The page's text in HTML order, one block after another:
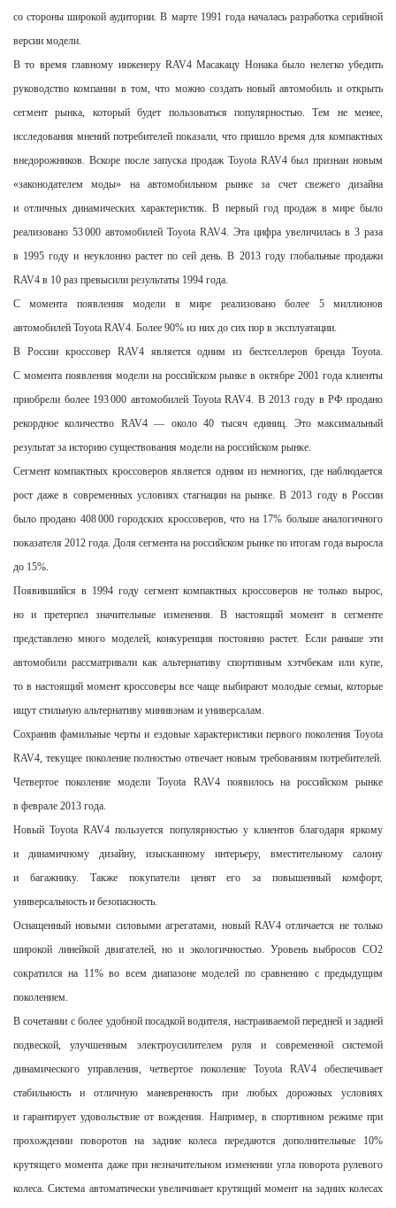
со стороны широкой аудитории. В марте 1991 года началась разработка серийной
версии модели.
В то время главному инженеру RAV4 Масакацу Нонака было нелегко убедить
руководство компании в том, что можно создать новый автомобиль и открыть
сегмент рынка, который будет пользоваться популярностью. Тем не менее,
исследования мнений потребителей показали, что пришло время для компактных
внедорожников. Вскоре после запуска продаж ToyotaRAV4 был признан новым
«законодателем моды» на автомобильном рынке за счет свежего дизайна
и отличных динамических характеристик. В первый год продаж в мире было
реализовано 53 000 автомобилей Toyota RAV4. Эта цифра увеличилась в 3 раза
в 1995 году и неуклонно растет по сей день. В 2013 году глобальные продажи
RAV4 в 10 раз превысили результаты 1994 года.
С момента появления модели в мире реализовано более 5 миллионов
автомобилей Toyota RAV4. Более 90% из них до сих пор в эксплуатации.
В России кроссовер RAV4 является одним из бестселлеров брендаToyota
С момента появления модели на российском рынке в октябре 2001 года клиенты
приобрели более 193 000 автомобилей Toyota RAV4. В 2013 году в РФ продано
рекордное количество RAV4 — около 40 тысяч единиц. Это максимальный
результат за историю существования модели на российском рынке.
Сегмент компактных кроссоверов является одним из немногих, где наблюдается
рост даже в современных условиях стагнации на рынке. В 2013 году в России
было продано 408 000 городских кроссоверов, что на 17% больше аналогичного
показателя 2012 года. Доля сегмента на российском рынке по итогам года выросла
до 15%.
Появившийся в 1994 году сегмент компактных кроссоверов не только вырос,
но и претерпел значительные изменения. В настоящий момент в сегменте
представлено много моделей, конкуренция постоянно растет. Если раньше эти
автомобили рассматривали как альтернативу спортивным хэтчбекам или купе,
то в настоящий момент кроссоверы все чаще выбирают молодые семьи, которые
ищут стильную альтернативу минивэнам и универсалам.
Сохранив фамильные черты и ездовые характеристики первого поколения Toyota
RAV4, текущее поколение полностью отвечает новым требованиям потребителей.
Четвертое поколение моделиToyota RAV4 появилось на российском рынке
в феврале 2013 года.
НовыйToyota RAV4 пользуется популярностью у клиентов благодаря яркому
и динамичному дизайну, изысканному интерьеру, вместительному салону
и багажнику. Также покупатели ценят его за повышенный комфорт,
универсальность и безопасность.
Оснащенный новыми силовыми агрегатами, новый RAV4 отличается не только
широкой линейкой двигателей, но и экологичностью. Уровень выбросов CO2
сократился на 11% во всем диапазоне моделей по сравнению с предыдущим
поколением.
В сочетании с более удобной посадкой водителя, настраиваемой передней и задней
подвеской, улучшенным электроусилителем руля и современной системой
динамического управления, четвертое поколение Toyota RAV4 обеспечивает
стабильность и отличную маневренность при любых дорожных условиях
и гарантирует удовольствие от вождения. Например, в спортивном режиме при
прохождении поворотов на задние колеса передаются дополнительные 10%
крутящего момента даже при незначительном изменении угла поворота рулевого
колеса. Система автоматически увеличивает крутящий момент на задних колесах